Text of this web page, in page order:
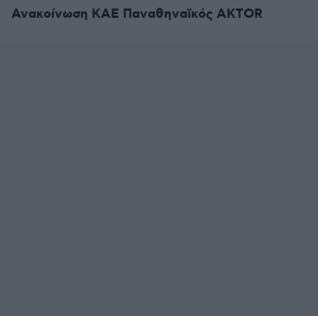
Ανακοίνωση ΚΑΕ Παναθηναϊκός AKTOR